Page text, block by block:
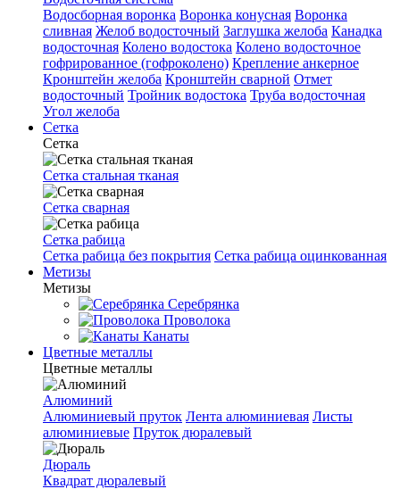
Водосборная воронка Воронка конусная Воронка
сливная Желоб водосточный Заглушка желоба Канадка
водосточная Колено водостока Колено водосточное
гофрированное (гофроколено) Крепление анкерное
Кронштейн желоба Кронштейн сварной Отмет
водосточный Тройник водостока Труба водосточная
Угол желоба
Сетка
Сетка
Сетка стальная тканая
Сетка сварная
Сетка рабица
Сетка рабица без покрытия Сетка рабица оцинкованная
Метизы
Метизы
Серебрянка
Проволока
Канаты
Цветные металлы
Цветные металлы
Алюминий
Алюминиевый пруток Лента алюминиевая Листы
алюминиевые Пруток дюралевый
Дюраль
Квадрат дюралевый